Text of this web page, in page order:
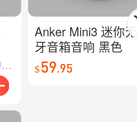
高清音源防水，立体声支持，高品质无线音箱
Anker Mini3 迷你
牙音箱音响 黑色
$59.95